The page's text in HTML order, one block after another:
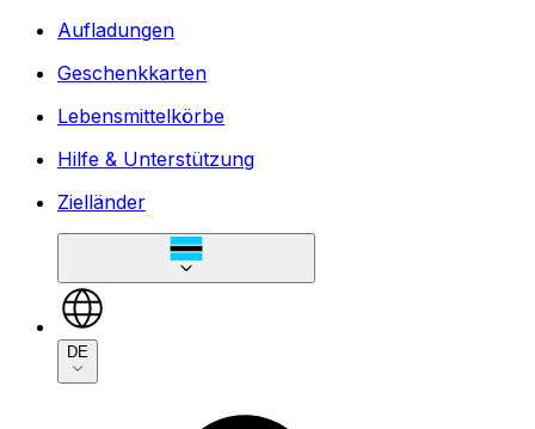
Aufladungen
Geschenkkarten
Lebensmittelkörbe
Hilfe & Unterstützung
Zielländer
DE